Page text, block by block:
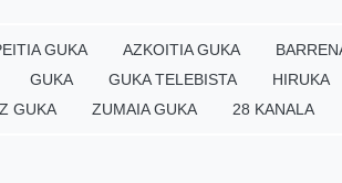
GUKA AZKOITIA GUKA
GUKA GUKA TELEBISTA
HIRUKA
GUKA ZUMAIA GUKA 28 KANALA